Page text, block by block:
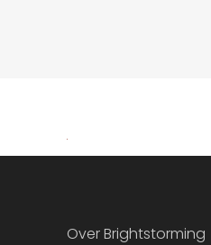
Over Brightstorming